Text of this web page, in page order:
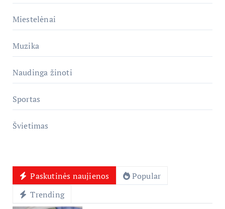
Miestelėnai
Muzika
Naudinga žinoti
Sportas
Švietimas
Paskutinės naujienos
Popular
Trending